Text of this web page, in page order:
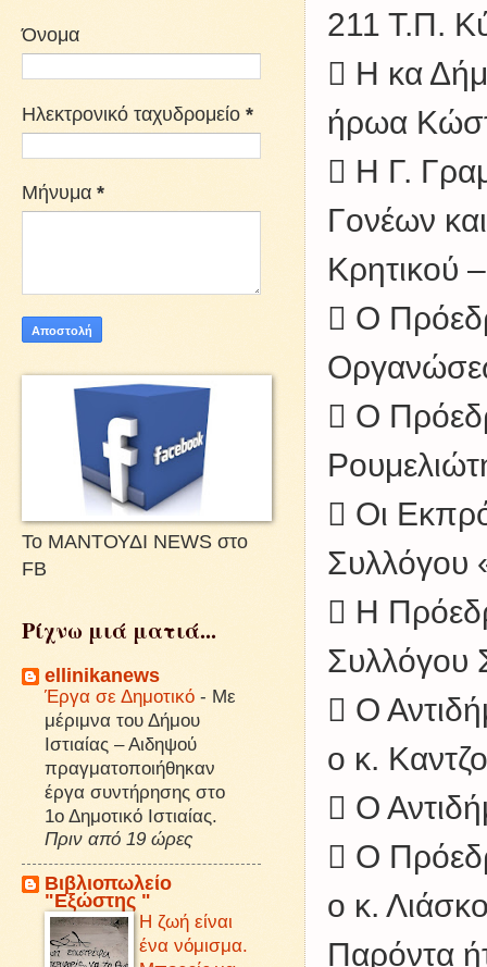
211 Τ.Π.
 Η κα
ήρωα
 Η Γ.
Γονέων
Κρητικού
 Ο
 Ο
 Οι
Συλλόγου
 Η
Συλλόγου
 Ο
ο κ.
 Ο
 Ο
ο κ.
Παρόντα
Όνομα
Ηλεκτρονικό ταχυδρομείο *
Μήνυμα *
Το ΜΑΝΤΟΥΔΙ NEWS στο
FB
Ρίχνω μιά ματιά...
ellinikanews
Έργα σε Δημοτικό - Με
μέριμνα του Δήμου
Ιστιαίας – Αιδηψού
πραγματοποιήθηκαν
έργα συντήρησης στο
1ο Δημοτικό Ιστιαίας.
Πριν από 19 ώρες
Βιβλιοπωλείο
"Εξώστης "
Η ζωή είναι
ένα νόμισμα.